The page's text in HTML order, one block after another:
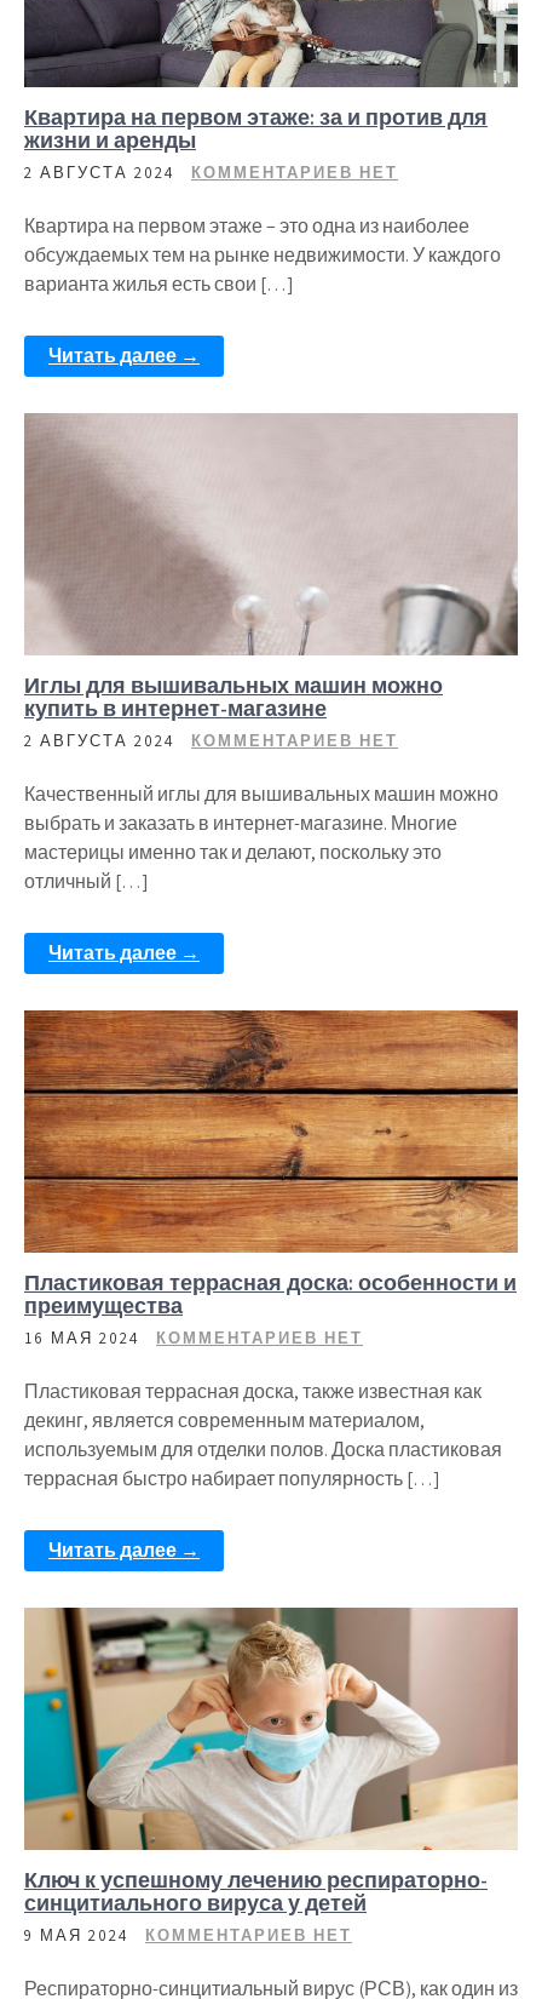
Квартира на первом этаже: за и против для
жизни и аренды
2 АВГУСТА 2024 КОММЕНТАРИЕВ НЕТ
Квартира на первом этаже – это одна из наиболее
обсуждаемых тем на рынке недвижимости. У каждого
варианта жилья есть свои […]
Читать далее →
Иглы для вышивальных машин можно
купить в интернет-магазине
2 АВГУСТА 2024 КОММЕНТАРИЕВ НЕТ
Качественный иглы для вышивальных машин можно
выбрать и заказать в интернет-магазине. Многие
мастерицы именно так и делают, поскольку это
отличный […]
Читать далее →
Пластиковая террасная доска: особенности и
преимущества
16 МАЯ 2024 КОММЕНТАРИЕВ НЕТ
Пластиковая террасная доска, также известная как
декинг, является современным материалом,
используемым для отделки полов. Доска пластиковая
террасная быстро набирает популярность […]
Читать далее →
Ключ к успешному лечению респираторно-
синцитиального вируса у детей
9 МАЯ 2024 КОММЕНТАРИЕВ НЕТ
Респираторно-синцитиальный вирус (РСВ), как один из